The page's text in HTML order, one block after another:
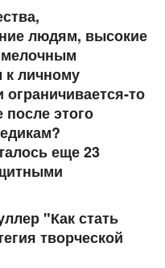
людям, высокие
личному
то
этого
еще 23
"Как стать
творческой